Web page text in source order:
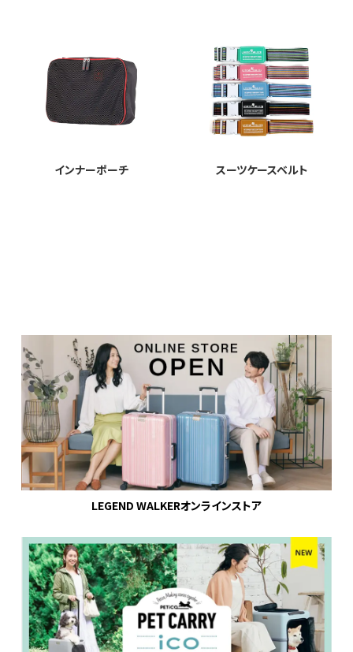
インナーポーチ スーツケースベルト
LEGEND WALKERオンラインストア